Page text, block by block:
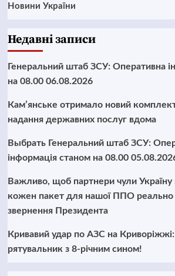
Новини України
Недавні записи
Генеральний штаб ЗСУ: Оперативна
на 08.00 06.08.2026
Кам’янське отримало новий
надання державних послуг вдома
Выбрать Генеральний штаб ЗСУ:
інформація станом на 08.00
Важливо, щоб партнери чули
кожен пакет для нашої ППО реально
звернення Президента
Кривавий удар по АЗС на Криворіжжі:
рятувальник з 8-річним сином!